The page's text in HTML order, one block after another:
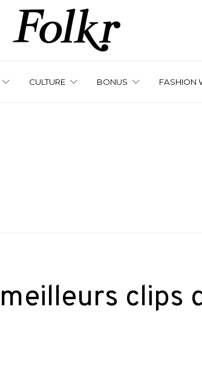
CULTURE BONUS FASHION
clips